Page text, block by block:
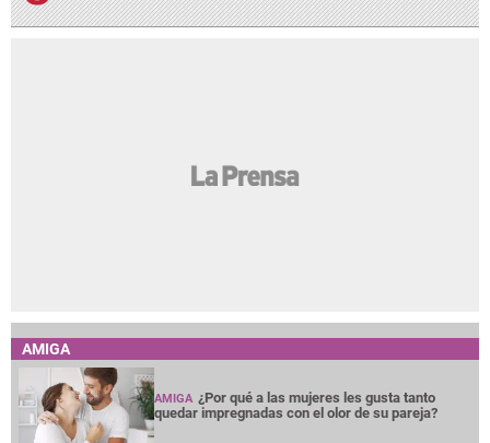
AMIGA
AMIGA ¿Por qué a las mujeres les gusta tanto
quedar impregnadas con el olor de su pareja?